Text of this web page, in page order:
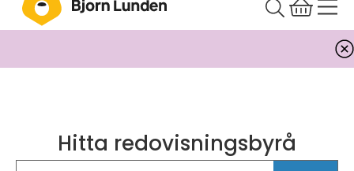
Hitta redovisningsbyrå